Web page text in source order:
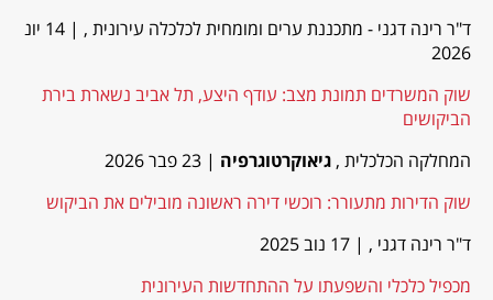
ד"ר רינה דגני - מתכננת ערים ומומחית לכלכלה עירונית ,
| 14 יונ
2026
שוק המשרדים תמונת מצב: עודף היצע, תל אביב נשארת בירת
הביקושים
המחלקה הכלכלית , גיאוקרטוגרפיה | 23 פבר 2026
שוק הדירות מתעורר: רוכשי דירה ראשונה מובילים את הביקוש
ד"ר רינה דגני , | 17 נוב 2025
מכפיל כלכלי והשפעתו על ההתחדשות העירונית